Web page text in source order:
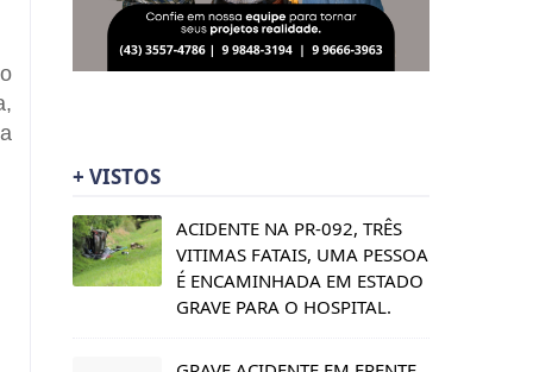
+ VISTOS
ACIDENTE NA PR-092, TRÊS
VITIMAS FATAIS, UMA PESSOA
É ENCAMINHADA EM ESTADO
GRAVE PARA O HOSPITAL.